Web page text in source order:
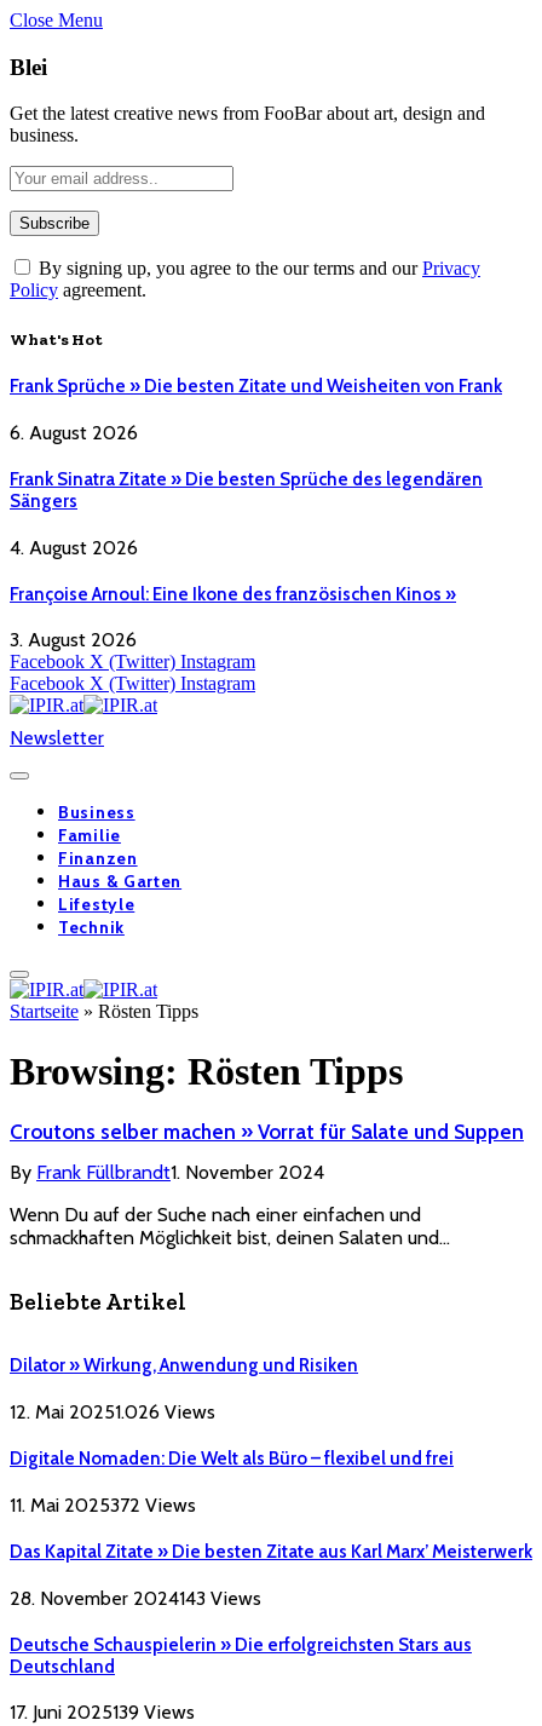
Close Menu
Blei
Get the latest creative news from FooBar about art, design and
business.
By signing up, you agree to the our terms and ourPrivacy
Policy agreement.
What's Hot
Frank Sprüche » Die besten Zitate und Weisheiten von Frank
6. August 2026
Frank Sinatra Zitate » Die besten Sprüche des legendären
Sängers
4. August 2026
Françoise Arnoul: Eine Ikone des französischen Kinos »
3. August 2026
Facebook X (Twitter) Instagram
Facebook X (Twitter) Instagram
Newsletter
Business
Familie
Finanzen
Haus & Garten
Lifestyle
Technik
Startseite » Rösten Tipps
Browsing: Rösten Tipps
Croutons selber machen » Vorrat für Salate und Suppen
By Frank Füllbrandt1. November 2024
Wenn Du auf der Suche nach einer einfachen und
schmackhaften Möglichkeit bist, deinen Salaten und…
Beliebte Artikel
Dilator » Wirkung, Anwendung und Risiken
12. Mai 20251.026 Views
Digitale Nomaden: Die Welt als Büro – flexibel und frei
11. Mai 2025372 Views
Das Kapital Zitate » Die besten Zitate aus Karl Marx’ Meisterwerk
28. November 2024143 Views
Deutsche Schauspielerin » Die erfolgreichsten Stars aus
Deutschland
17. Juni 2025139 Views